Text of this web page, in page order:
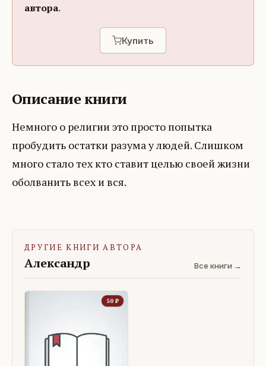
автора.
Купить
Описание книги
Немного о религии это просто попытка
пробудить остатки разума у людей. Слишком
много стало тех кто ставит целью своей жизни
оболванить всех и вся.
ДРУГИЕ КНИГИ АВТОРА
Александр Все книги →
50 ₽